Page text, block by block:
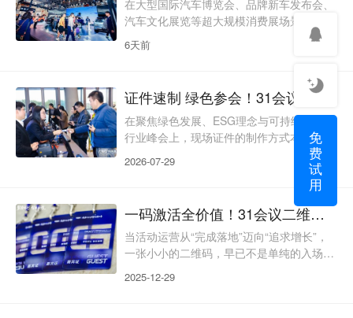
气公司、工程总包商、贸易商等近1000位
行业精英，手持超千亿美元采购订单。参会
群体覆盖全球采购决策者、EPC总包商代
表、装备制造商
在大型国际汽车博览会、品牌新车发布会、
汽车文化展览等超大规模消费展场景中，现
场制证不仅是观众入场的第一道关口，更是
承载展会品牌形象、提升观展体验、实现高
动辄数万平方米，参展品牌近百个，观众达
数万乃至十万人次，涵盖专业采购商、媒体
记者、普通观众与VIP嘉宾，群体构成复
杂、单日客流高度集中。传统预制证件模式
下，主办方需提前数月规划制证，若遇信息
变更或临时增员，易造
6天前
证件速制 绿色参会！31会议证件打印服务第五届国际绿色零碳节暨第15届财经峰会
在聚焦绿色发展、ESG理念与可持续发展的
行业峰会上，现场证件的制作方式本身就是
低碳办会理念的直观体现。第五届国际绿色
零碳节暨第15届财经峰会汇聚了来自能源、
制造、金融等领域的300余家绿色品牌与百
余位行业领袖，是展示“双碳”实践成果、探
讨ESG创新的标杆性平台。这类峰会对参会
体验与绿色办会标准均有较高要求，证件作
为参会者的身份标识与入场凭证，其制作效
象与低碳理
2026-07-29
一码激活全价值！31会议二维码签到，解锁活动运营新增长
当活动运营从“完成落地”迈向“追求增长”，
一张小小的二维码，早已不是单纯的入场凭
播、私域沉淀的核心抓手。传统二维码签到
2025-12-29
免
费
试
用